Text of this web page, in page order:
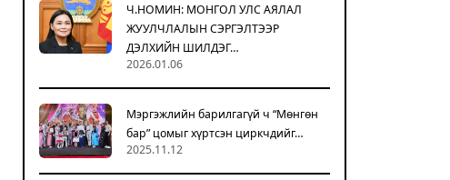
Ч.НОМИН: МОНГОЛ УЛС АЯЛАЛ
ЖУУЛЧЛАЛЫН СЭРГЭЛТЭЭР
ДЭЛХИЙН ШИЛДЭГ…
2026.01.06
Мэргэжлийн барилгагүй ч “Мөнгөн
бар” цомыг хүртсэн циркчдийг…
2025.11.12